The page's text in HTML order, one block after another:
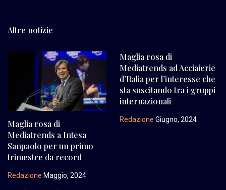
Altre notizie
Maglia rosa di
Mediatrends a Intesa
Sanpaolo per un primo
trimestre da record
Redazione Maggio, 2024
Maglia rosa di
Mediatrends ad Acciaierie
d’Italia per l’interesse che
sta suscitando tra i gruppi
internazionali
Redazione Giugno, 2024